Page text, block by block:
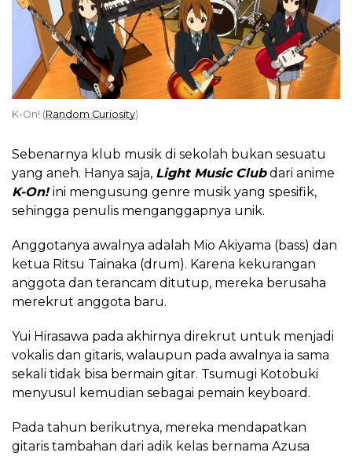
K-On! (Random Curiosity)
Sebenarnya klub musik di sekolah bukan sesuatu
yang aneh. Hanya saja, Light Music Club dari anime
K-On!ini mengusung genre musik yang spesifik,
sehingga penulis menganggapnya unik.
Anggotanya awalnya adalah Mio Akiyama (bass) dan
ketua Ritsu Tainaka (drum). Karena kekurangan
anggota dan terancam ditutup, mereka berusaha
merekrut anggota baru.
Yui Hirasawa pada akhirnya direkrut untuk menjadi
vokalis dan gitaris, walaupun pada awalnya ia sama
sekali tidak bisa bermain gitar. Tsumugi Kotobuki
menyusul kemudian sebagai pemain keyboard.
Pada tahun berikutnya, mereka mendapatkan
gitaris tambahan dari adik kelas bernama Azusa